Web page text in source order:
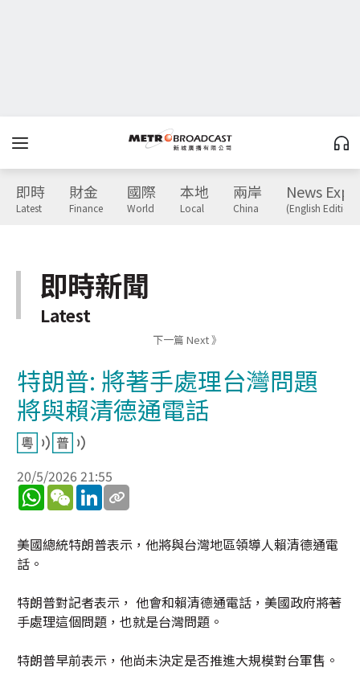
即時
Latest
財金
Finance
國際
World
本地
Local
兩岸
China
News
(English Edition)
即時新聞
Latest
下一篇 Next 》
特朗普: 將著手處理台灣問題
將與賴清德通電話
20/5/2026 21:55
WhatsApp
WeChatLinkedIn
美國總統特朗普表示，他將與台灣地區領導人賴清德通電
話。
特朗普對記者表示， 他會和賴清德通電話，美國政府將著
手處理這個問題，也就是台灣問題。
特朗普早前表示，他尚未決定是否推進大規模對台軍售。